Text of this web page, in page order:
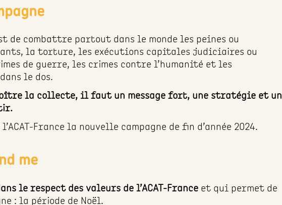
de combattre partout dans le monde les peines ou
la torture, les exécutions capitales judiciaires ou
de guerre, les crimes contre l’humanité et les
le dos.
la collecte, il faut un message fort, une stratégie et un
France la nouvelle campagne de fin d’année 2024.
me
le respect des valeurs de l’ACAT-France et qui permet de
: la période de Noël.